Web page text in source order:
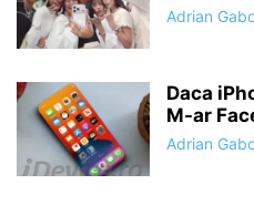
Adrian
Daca
M-ar
Adrian